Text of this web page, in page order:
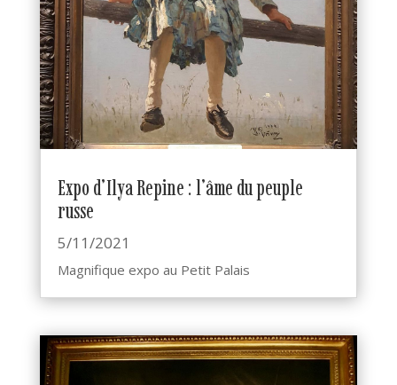
Expo d’Ilya Repine : l’âme du peuple
russe
5/11/2021
Magnifique expo au Petit Palais